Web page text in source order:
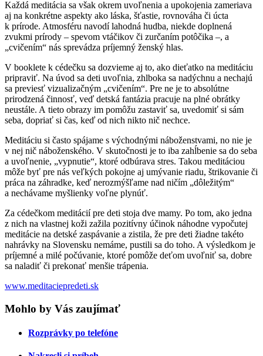
Každá meditácia sa však okrem uvoľnenia a upokojenia zameriava
aj na konkrétne aspekty ako láska, šťastie, rovnováha či úcta
k prírode. Atmosféru navodí lahodná hudba, niekde doplnená
zvukmi prírody – spevom vtáčikov či zurčaním potôčika –, a
„cvičením“ nás sprevádza príjemný ženský hlas.
V booklete k cédečku sa dozvieme aj to, ako dieťatko na meditáciu
pripraviť. Na úvod sa deti uvoľnia, zhlboka sa nadýchnu a nechajú
sa previesť vizualizačným „cvičením“. Pre ne je to absolútne
prirodzená činnosť, veď detská fantázia pracuje na plné obrátky
neustále. A tieto obrazy im pomôžu zastaviť sa, uvedomiť si sám
seba, dopriať si čas, keď od nich nikto nič nechce.
Meditáciu si často spájame s východnými náboženstvami, no nie je
v nej nič náboženského. V skutočnosti je to iba zahĺbenie sa do seba
a uvoľnenie, „vypnutie“, ktoré odbúrava stres. Takou meditáciou
môže byť pre nás veľkých pokojne aj umývanie riadu, štrikovanie či
práca na záhradke, keď nerozmýšľame nad ničím „dôležitým“
a nechávame myšlienky voľne plynúť.
Za cédečkom meditácií pre deti stoja dve mamy. Po tom, ako jedna
z nich na vlastnej koži zažila pozitívny účinok náhodne vypočutej
meditácie na detské zaspávanie a zistila, že pre deti žiadne takéto
nahrávky na Slovensku nemáme, pustili sa do toho. A výsledkom je
príjemné a milé počúvanie, ktoré pomôže deťom uvoľniť sa, dobre
sa naladiť či prekonať menšie trápenia.
www.meditaciepredeti.sk
Mohlo by Vás zaujímať
Rozprávky po telefóne